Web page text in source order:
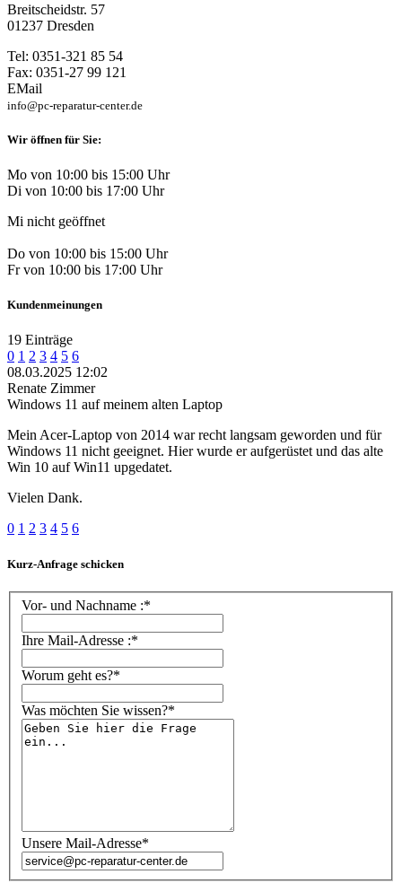
Breitscheidstr. 57
01237 Dresden
Tel: 0351-321 85 54
Fax: 0351-27 99 121
EMail
info@pc-reparatur-center.de
Wir öffnen für Sie:
Mo von 10:00 bis 15:00 Uhr
Di von 10:00 bis 17:00 Uhr
Mi nicht geöffnet
Do von 10:00 bis 15:00 Uhr
Fr von 10:00 bis 17:00 Uhr
Kundenmeinungen
19 Einträge
0 1 2 3 4 5 6
08.03.2025 12:02
Renate Zimmer
Windows 11 auf meinem alten Laptop
Mein Acer-Laptop von 2014 war recht langsam geworden und für
Windows 11 nicht geeignet. Hier wurde er aufgerüstet und das alte
Win 10 auf Win11 upgedatet.
Vielen Dank.
0 1 2 3 4 5 6
Kurz-Anfrage schicken
Vor- und Nachname :*
Ihre Mail-Adresse :*
Worum geht es?*
Was möchten Sie wissen?*
Unsere Mail-Adresse*